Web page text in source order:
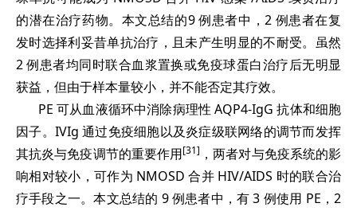
的潜在治疗药物。本文总结的9 例患者中，2 例患者在复
发时选择利妥昔单抗治疗，且未产生明显的不耐受。虽然
2 例患者均同时联合血浆置换或免疫球蛋白治疗后无明显
获益，但由于样本量较小，并不能否定其疗效。
PE 可从血液循环中消除病理性 AQP4-IgG 抗体和细胞
因子。IVIg 通过免疫细胞以及炎症级联网络的调节而发挥
其抗炎与免疫调节的重要作用[31] ，两者对与免疫系统的影
响相对较小，可作为 NMOSD 合并 HIV/AIDS 时的联合治
疗手段之一。本文总结的 9 例患者中，有 3 例使用 PE，2